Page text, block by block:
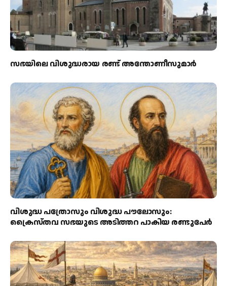
സഭയിലെ വിശുദ്ധരായ രണ്ട് അന്തോണീസുമാര്‍
വിശുദ്ധ പത്രോസും വിശുദ്ധ പൗലോസും:
ക്രൈസ്തവ സഭയുടെ അടിത്തറ പാകിയ രണ്ടുപേര്‍